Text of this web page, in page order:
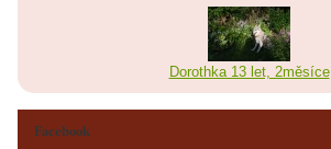
Dorothka 13 let, 2měsíce
Facebook